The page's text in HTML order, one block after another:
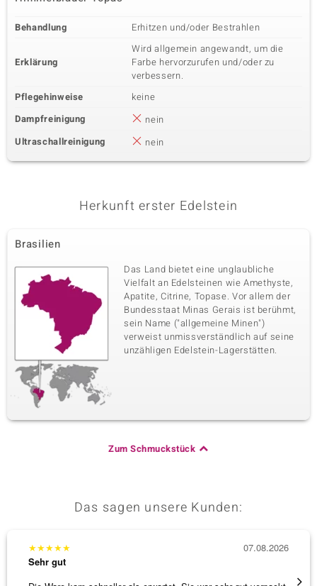
Edelsteinvarietät Anzahl und Größe
2 à 3 mm
Karatgewicht Summe Schliff
Rundschliff
Fassung
Krappenfassung
Behandlung Erhitzen und/oder Bestrahlen
Erklärung
Wird allgemein angewandt, um die
Farbe hervorzurufen und/oder zu
verbessern.
Pflegehinweise
keine
Dampfreinigung
nein
Ultraschallreinigung
nein
Herkunft erster Edelstein
Brasilien
Das Land bietet eine unglaubliche
Vielfalt an Edelsteinen wie Amethyste,
Apatite, Citrine, Topase. Vor allem der
Bundesstaat Minas Gerais ist berühmt,
sein Name ("allgemeine Minen")
verweist unmissverständlich auf seine
unzähligen Edelstein-Lagerstätten.
Zum Schmuckstück
Das sagen unsere Kunden:
★★★★★
Sehr gut
07.08.2026